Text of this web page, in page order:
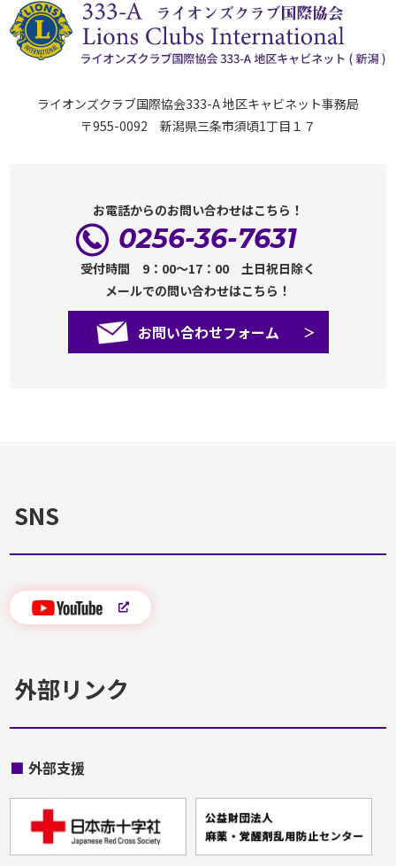
ライオンズクラブ国際協会333-A 地区キャビネット事務局
〒955-0092 新潟県三条市須頃1丁目１７
お電話からのお問い合わせはこちら！
0256-36-7631
受付時間 9：00～17：00 土日祝日除く
メールでの問い合わせはこちら！
お問い合わせフォーム
SNS
外部リンク
■ 外部支援